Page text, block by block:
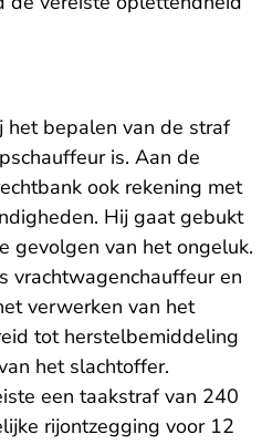
het bepalen van de straf
is. Aan de
ook rekening met
Hij gaat gebukt
gevolgen van het ongeluk.
vrachtwagenchauffeur en
verwerken van het
tot herstelbemiddeling
het slachtoffer.
een taakstraf van 240
rijontzegging voor 12